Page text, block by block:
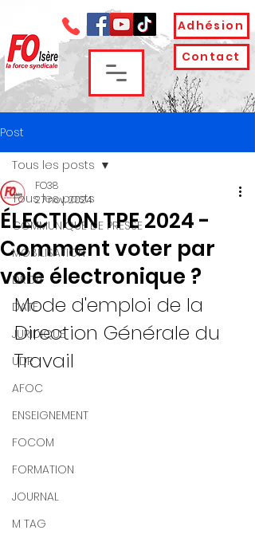
Adhésion
Contact
Post
Tous les posts
COMMUNIQUE DE PRESSE
MOBILISATION
DROIT
DATE
JURIDIQUE
UDR
AFOC
ENSEIGNEMENT
FOCOM
FORMATION
JOURNAL
M TAG
Tous les posts
ÉLECTION TPE 2024 -
Comment voter par
voie électronique ?
FO38
27 nov. 2024
Mode d'emploi de la
Direction Générale du
Travail